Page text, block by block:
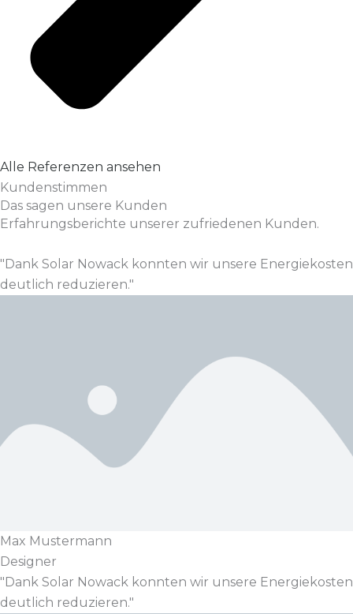
Alle Referenzen ansehen
Kundenstimmen
Das sagen unsere Kunden
Erfahrungsberichte unserer zufriedenen Kunden.
"Dank Solar Nowack konnten wir unsere Energiekosten
deutlich reduzieren."
Max Mustermann
Designer
"Dank Solar Nowack konnten wir unsere Energiekosten
deutlich reduzieren."